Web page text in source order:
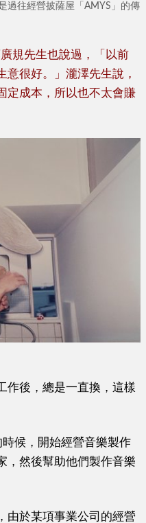
過往經營披薩屋「AMYS」的傳
規先生也說過，「以前
很好。」瀧澤先生說，
定成本，所以也不太會賺
作後，總是一直換，這樣
候，開始經營音樂製作
，然後幫助他們製作音樂
由於某項事業公司的經營